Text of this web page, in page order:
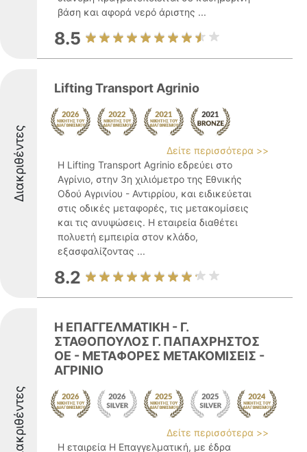
βάση και αφορά νερό άριστης ...
8.5
Διακριθέντες
Lifting Transport Agrinio
Δείτε περισσότερα >>
Η Lifting Transport Agrinio εδρεύει στο
Αγρίνιο, στην 3η χιλιόμετρο της Εθνικής
Οδού Αγρινίου - Αντιρρίου, και ειδικεύεται
στις οδικές μεταφορές, τις μετακομίσεις
και τις ανυψώσεις. Η εταιρεία διαθέτει
πολυετή εμπειρία στον κλάδο,
εξασφαλίζοντας ...
8.2
Διακριθέντες
H ΕΠΑΓΓΕΛΜΑΤΙΚΗ - Γ.
ΣΤΑΘΟΠΟΥΛΟΣ Γ. ΠΑΠΑΧΡΗΣΤΟΣ
ΟΕ - ΜΕΤΑΦΟΡΕΣ ΜΕΤΑΚΟΜΙΣΕΙΣ -
ΑΓΡΙΝΙΟ
Δείτε περισσότερα >>
Η εταιρεία Η Επαγγελματική, με έδρα